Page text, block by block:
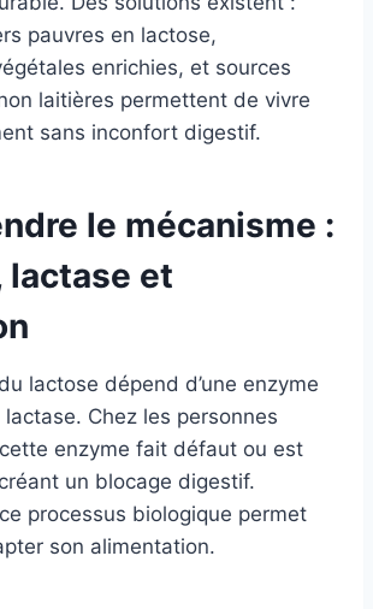
pauvres en lactose,
enrichies, et sources
laitières permettent de vivre
sans inconfort digestif.
le mécanisme :
lactase et
lactose dépend d’une enzyme
Chez les personnes
enzyme fait défaut ou est
un blocage digestif.
processus biologique permet
son alimentation.